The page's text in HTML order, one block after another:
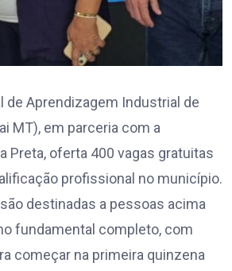
de Aprendizagem Industrial de
MT), em parceria com a
Preta, oferta 400 vagas gratuitas
profissional no município.
destinadas a pessoas acima
fundamental completo, com
começar na primeira quinzena